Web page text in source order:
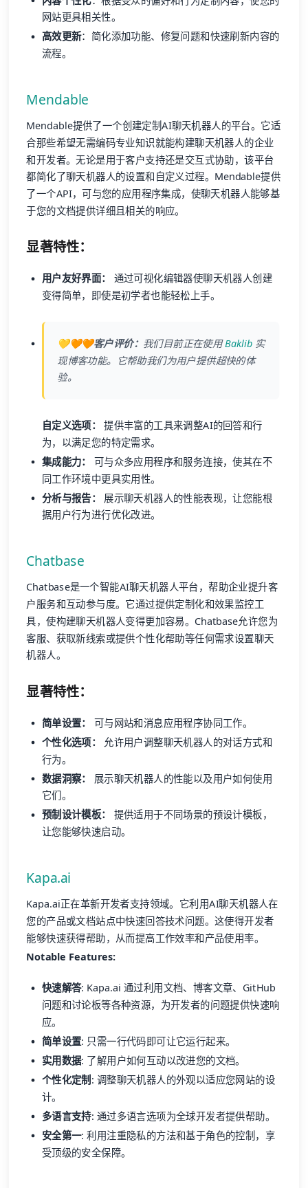
网站更具相关性。
高效更新：简化添加功能、修复问题和快速刷新内容的
流程。
Mendable
Mendable提供了一个创建定制AI聊天机器人的平台。它适
合那些希望无需编码专业知识就能构建聊天机器人的企业
和开发者。无论是用于客户支持还是交互式协助，该平台
都简化了聊天机器人的设置和自定义过程。Mendable提供
了一个API，可与您的应用程序集成，使聊天机器人能够基
于您的文档提供详细且相关的响应。
显著特性：
用户友好界面：
通过可视化编辑器使聊天机器人创建
变得简单，即使是初学者也能轻松上手。
💛🧡🧡客户评价： 我们目前正在使用Baklib 实
现博客功能。它帮助我们为用户提供超快的体
验。
自定义选项：
提供丰富的工具来调整AI的回答和行
为，以满足您的特定需求。
集成能力：
可与众多应用程序和服务连接，使其在不
同工作环境中更具实用性。
分析与报告：
展示聊天机器人的性能表现，让您能根
据用户行为进行优化改进。
Chatbase
Chatbase是一个智能AI聊天机器人平台，帮助企业提升客
户服务和互动参与度。它通过提供定制化和效果监控工
具，使构建聊天机器人变得更加容易。Chatbase允许您为
客服、获取新线索或提供个性化帮助等任何需求设置聊天
机器人。
显著特性：
简单设置：
可与网站和消息应用程序协同工作。
个性化选项：
允许用户调整聊天机器人的对话方式和
行为。
数据洞察：
展示聊天机器人的性能以及用户如何使用
它们。
预制设计模板：
提供适用于不同场景的预设计模板，
让您能够快速启动。
Kapa.ai
Kapa.ai正在革新开发者支持领域。它利用AI聊天机器人在
您的产品或文档站点中快速回答技术问题。这使得开发者
能够快速获得帮助，从而提高工作效率和产品使用率。
Notable Features:
快速解答: Kapa.ai 通过利用文档、博客文章、GitHub
问题和讨论板等各种资源，为开发者的问题提供快速响
应。
简单设置: 只需一行代码即可让它运行起来。
实用数据: 了解用户如何互动以改进您的文档。
个性化定制 : 调整聊天机器人的外观以适应您网站的设
计。
多语言支持: 通过多语言选项为全球开发者提供帮助。
安全第一: 利用注重隐私的方法和基于角色的控制，享
受顶级的安全保障。